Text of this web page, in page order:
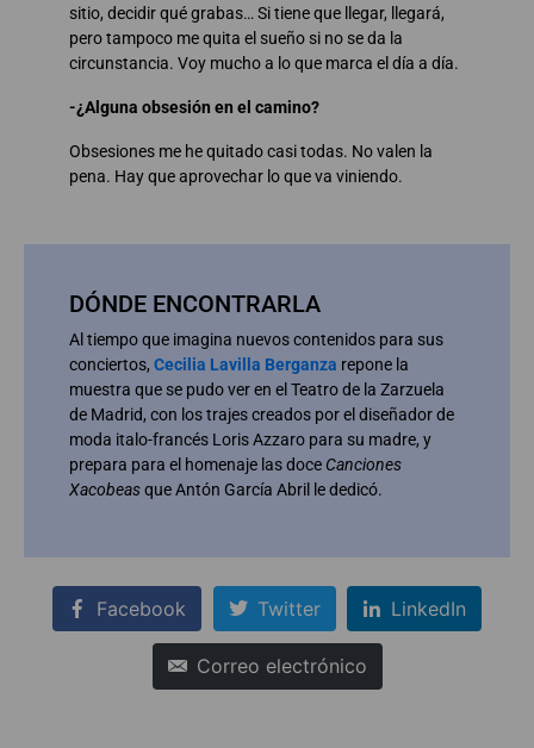
sitio, decidir qué grabas… Si tiene que llegar, llegará,
pero tampoco me quita el sueño si no se da la
circunstancia. Voy mucho a lo que marca el día a día.
-¿Alguna obsesión en el camino?
Obsesiones me he quitado casi todas. No valen la
pena. Hay que aprovechar lo que va viniendo.
DÓNDE ENCONTRARLA
Al tiempo que imagina nuevos contenidos para sus
conciertos, Cecilia Lavilla Berganza repone la
muestra que se pudo ver en el Teatro de la Zarzuela
de Madrid, con los trajes creados por el diseñador de
moda italo-francés Loris Azzaro para su madre, y
prepara para el homenaje las doce Canciones
Xacobeasque Antón García Abril le dedicó.
Facebook Twitter LinkedIn
Correo electrónico